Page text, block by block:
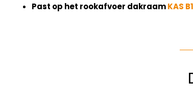
Past op het rookafvoer dakraamKAS